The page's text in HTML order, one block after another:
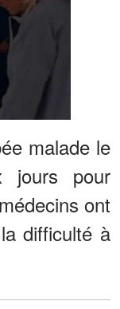
malade le
pour
ont
difficulté à